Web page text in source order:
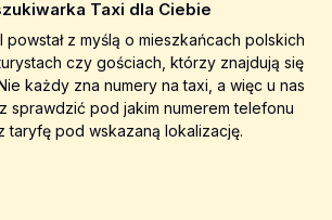
Taxi dla Ciebie
z myślą o mieszkańcach polskich
czy gościach, którzy znajdują się
każdy zna numery na taxi, a więc u nas
sprawdzić pod jakim numerem telefonu
taryfę pod wskazaną lokalizację.